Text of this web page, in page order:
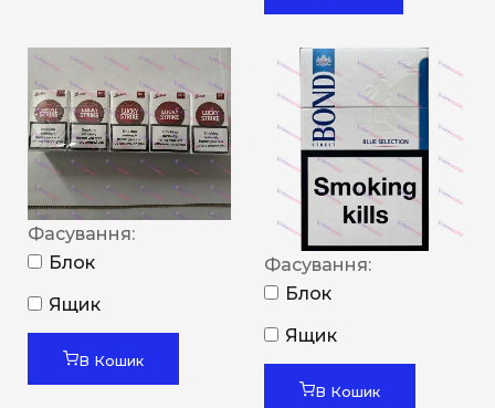
Фасування:
Блок
Ящик
В Кошик
Фасування:
Блок
Ящик
В Кошик